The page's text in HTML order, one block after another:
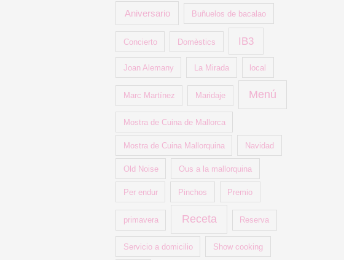
Aniversario Buñuelos de bacalao
Concierto Domèstics IB3
Joan Alemany La Mirada local
Marc Martínez Maridaje Menú
Mostra de Cuina de Mallorca
Mostra de Cuina Mallorquina Navidad
Old Noise Ous a la mallorquina
Per endur Pinchos Premio
primavera Receta Reserva
Servicio a domicilio Show cooking